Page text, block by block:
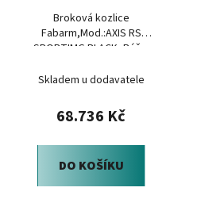
Broková kozlice
Fabarm,Mod.:AXIS RS
SPORTIMG BLACK, Ráže:
Skladem u dodavatele
68.736 Kč
DO KOŠÍKU